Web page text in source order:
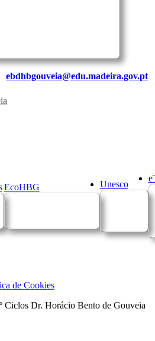
ebdhbgouveia@edu.madeira.gov.pt
EcoHBG Unesco
de Cookies
Ciclos Dr. Horácio Bento de Gouveia